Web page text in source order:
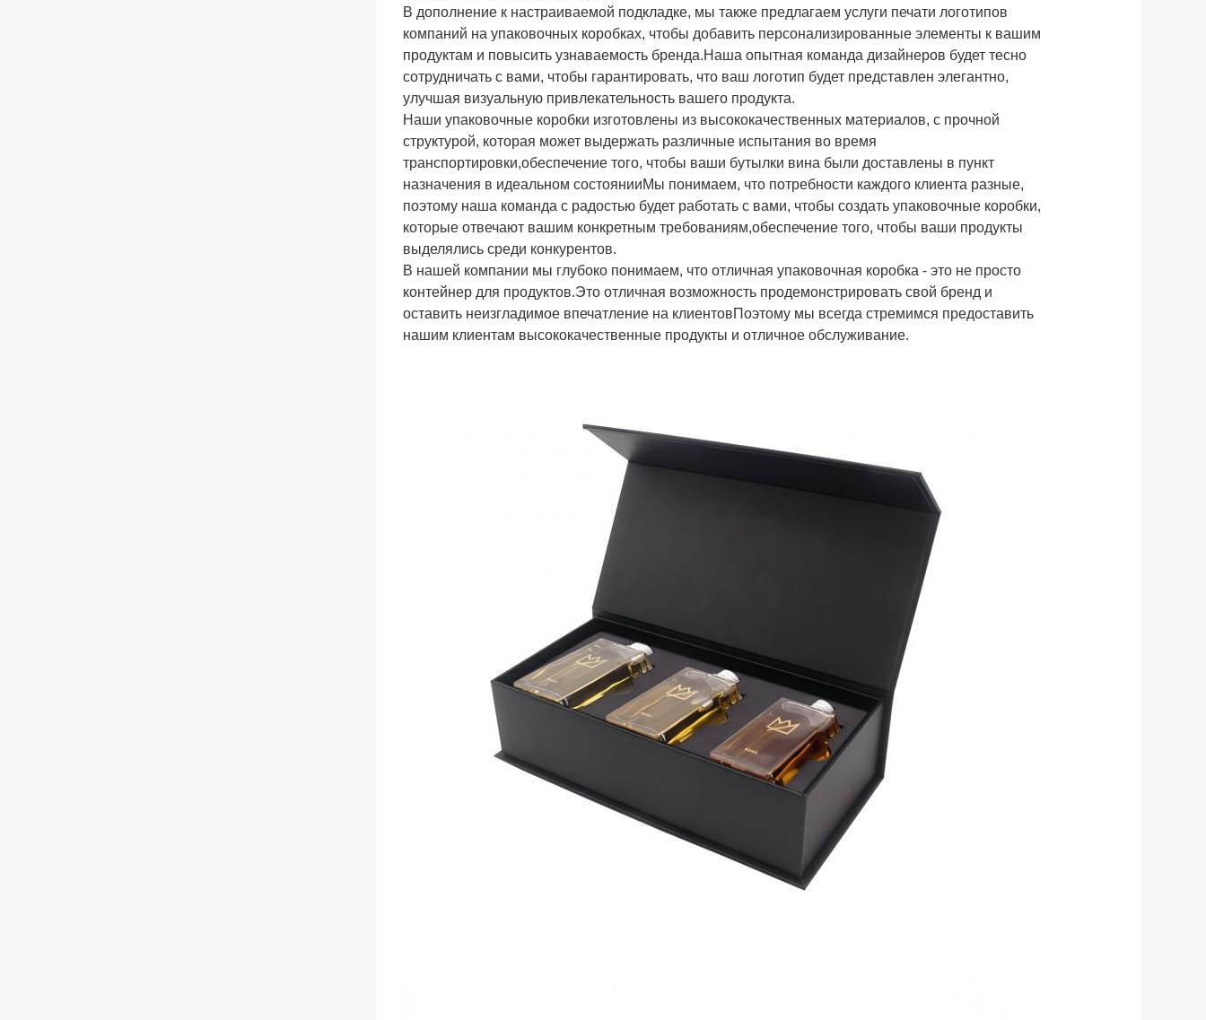
В дополнение к настраиваемой подкладке, мы также предлагаем услуги печати логотипов
компаний на упаковочных коробках, чтобы добавить персонализированные элементы к вашим
продуктам и повысить узнаваемость бренда.Наша опытная команда дизайнеров будет тесно
сотрудничать с вами, чтобы гарантировать, что ваш логотип будет представлен элегантно,
улучшая визуальную привлекательность вашего продукта.
Наши упаковочные коробки изготовлены из высококачественных материалов, с прочной
структурой, которая может выдержать различные испытания во время
транспортировки,обеспечение того, чтобы ваши бутылки вина были доставлены в пункт
назначения в идеальном состоянииМы понимаем, что потребности каждого клиента разные,
поэтому наша команда с радостью будет работать с вами, чтобы создать упаковочные коробки,
которые отвечают вашим конкретным требованиям,обеспечение того, чтобы ваши продукты
выделялись среди конкурентов.
В нашей компании мы глубоко понимаем, что отличная упаковочная коробка - это не просто
контейнер для продуктов.Это отличная возможность продемонстрировать свой бренд и
оставить неизгладимое впечатление на клиентовПоэтому мы всегда стремимся предоставить
нашим клиентам высококачественные продукты и отличное обслуживание.